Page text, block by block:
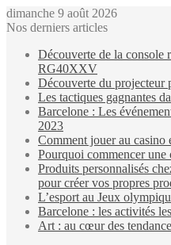
dimanche 9 août 2026
Nos derniers articles
Découverte de la
RG40XXV
Découverte du
Les tactiques gagnantes
Barcelone : Les
2023
Comment jouer au casino
Pourquoi commencer une
Produits personnalisés
pour créer vos propres
L’esport au Jeux
Barcelone : les activités
Art : au cœur des